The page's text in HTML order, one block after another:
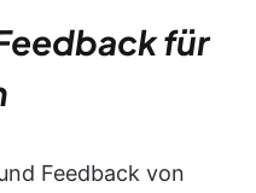
für
Feedback von